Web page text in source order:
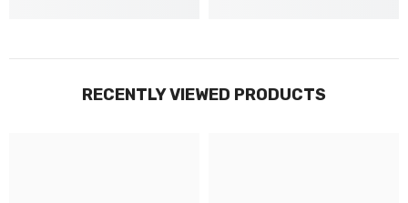
RECENTLY VIEWED PRODUCTS